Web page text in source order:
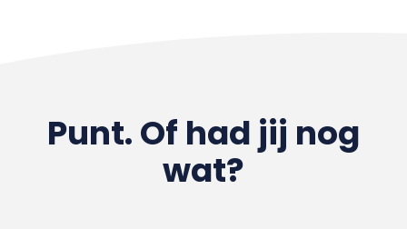
Punt. Of had jij nog
wat?